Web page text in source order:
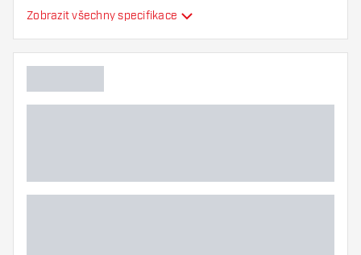
Další barvy
Zobrazit všechny specifikace